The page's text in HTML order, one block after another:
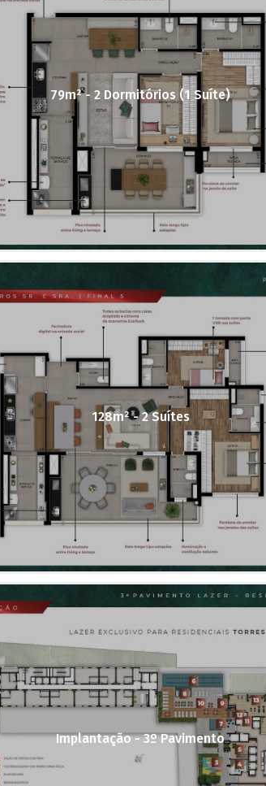
79m² - 2 Dormitórios (1 Suíte)
128m² - 2 Suítes
Implantação - 3º Pavimento